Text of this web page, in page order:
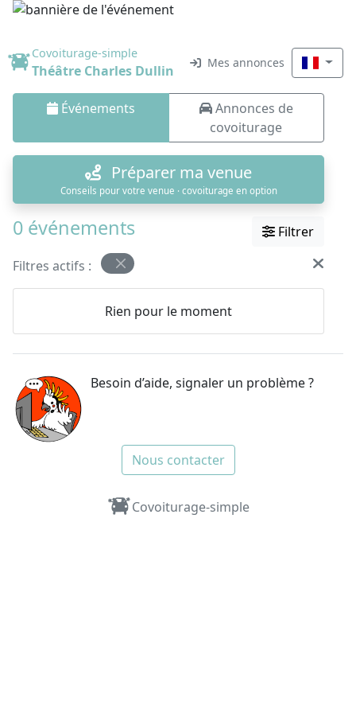
Covoiturage-simple
Théâtre Charles Dullin Mes annonces
Événements
Annonces de
covoiturage
Préparer ma venue
Conseils pour votre venue · covoiturage en option
0 événements
Filtrer
Filtres actifs :
Rien pour le moment
Besoin d’aide, signaler un problème ?
Nous contacter
Covoiturage-simple